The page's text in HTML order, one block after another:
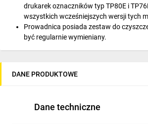
drukarek oznaczników typ TP80E i
wszystkich wcześniejszych wersji tych
Prowadnica posiada zestaw do
być regularnie wymieniany.
DANE PRODUKTOWE
Dane techniczne